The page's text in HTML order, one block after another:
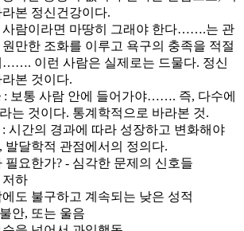
본 정신건강이다.
: 사람이라면 마땅히 그래야 한다…….는 관
만한 조화를 이루고 욕구의 충족을 적절
……. 이런 사람은 실제로는 드물다. 정신
본 것이다.
: 보통 사람 안에 들어가야……. 즉, 다수에
는 것이다. 통계학적으로 바라본 것.
: 시간의 경과에 따라 성장하고 변화해야
발달학적 관점에서의 정의다.
필요한가? - 심각한 문제의 신호들
저하
도 불구하고 계속되는 낮은 성적
안, 또는 울음